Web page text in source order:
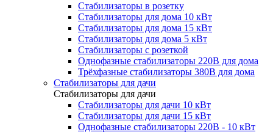
Стабилизаторы в розетку
Стабилизаторы для дома 10 кВт
Стабилизаторы для дома 15 кВт
Стабилизаторы для дома 5 кВт
Стабилизаторы с розеткой
Однофазные стабилизаторы 220В для дома
Трёхфазные стабилизаторы 380В для дома
Стабилизаторы для дачи
Стабилизаторы для дачи
Стабилизаторы для дачи 10 кВт
Стабилизаторы для дачи 15 кВт
Однофазные стабилизаторы 220В - 10 кВт